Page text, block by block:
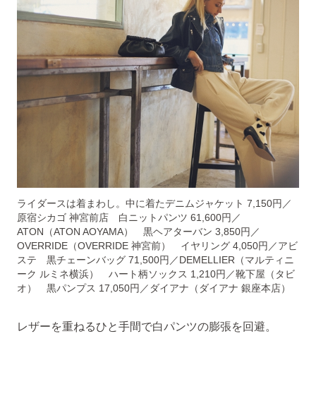
ライダースは着まわし。中に着たデニムジャケット 7,150円／
原宿シカゴ 神宮前店 白ニットパンツ 61,600円／
ATON（ATON AOYAMA） 黒ヘアターバン 3,850円／
OVERRIDE（OVERRIDE 神宮前） イヤリング 4,050円／アビ
ステ 黒チェーンバッグ 71,500円／DEMELLIER（マルティニ
ーク ルミネ横浜） ハート柄ソックス 1,210円／靴下屋（タビ
オ） 黒パンプス 17,050円／ダイアナ（ダイアナ 銀座本店）
レザーを重ねるひと手間で白パンツの膨張を回避。